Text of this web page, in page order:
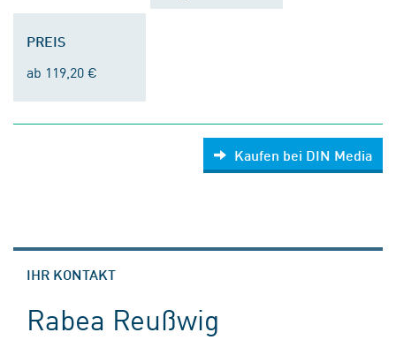
PREIS
ab 119,20 €
Kaufen bei DIN Media
IHR KONTAKT
Rabea Reußwig